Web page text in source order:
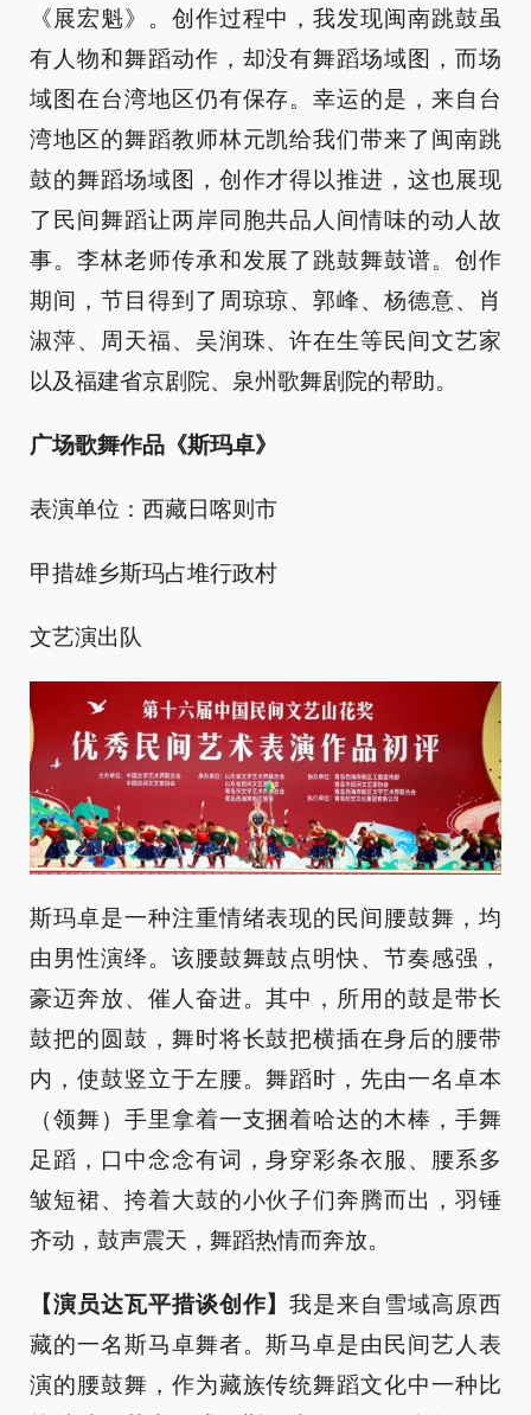
《展宏魁》。创作过程中，我发现闽南跳鼓虽
有人物和舞蹈动作，却没有舞蹈场域图，而场
域图在台湾地区仍有保存。幸运的是，来自台
湾地区的舞蹈教师林元凯给我们带来了闽南跳
鼓的舞蹈场域图，创作才得以推进，这也展现
了民间舞蹈让两岸同胞共品人间情味的动人故
事。李林老师传承和发展了跳鼓舞鼓谱。创作
期间，节目得到了周琼琼、郭峰、杨德意、肖
淑萍、周天福、吴润珠、许在生等民间文艺家
以及福建省京剧院、泉州歌舞剧院的帮助。
广场歌舞作品《斯玛卓》
表演单位：西藏日喀则市
甲措雄乡斯玛占堆行政村
文艺演出队
斯玛卓是一种注重情绪表现的民间腰鼓舞，均
由男性演绎。该腰鼓舞鼓点明快、节奏感强，
豪迈奔放、催人奋进。其中，所用的鼓是带长
鼓把的圆鼓，舞时将长鼓把横插在身后的腰带
内，使鼓竖立于左腰。舞蹈时，先由一名卓本
（领舞）手里拿着一支捆着哈达的木棒，手舞
足蹈，口中念念有词，身穿彩条衣服、腰系多
皱短裙、挎着大鼓的小伙子们奔腾而出，羽锤
齐动，鼓声震天，舞蹈热情而奔放。
【演员达瓦平措谈创作】我是来自雪域高原西
藏的一名斯马卓舞者。斯马卓是由民间艺人表
演的腰鼓舞，作为藏族传统舞蹈文化中一种比